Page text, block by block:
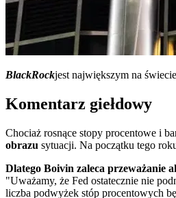
BlackRockjest największym na
Komentarz giełdowy
Chociaż rosnące stopy procentowe i
obrazu sytuacji. Na początku tego
Dlatego Boivin zaleca przeważanie
"Uważamy, że Fed ostatecznie nie
liczba podwyżek stóp procentowych